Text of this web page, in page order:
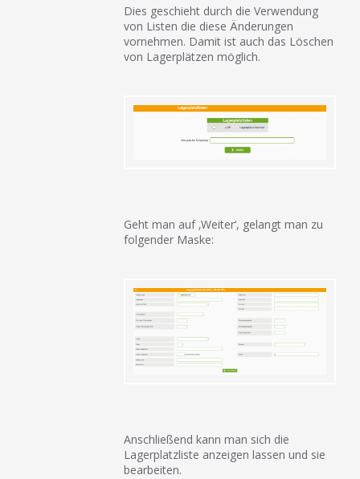
Dies geschieht durch die Verwendung
von Listen die diese Änderungen
vornehmen. Damit ist auch das Löschen
von Lagerplätzen möglich.
Geht man auf ‚Weiter‘, gelangt man zu
folgender Maske:
Anschließend kann man sich die
Lagerplatzliste anzeigen lassen und sie
bearbeiten.